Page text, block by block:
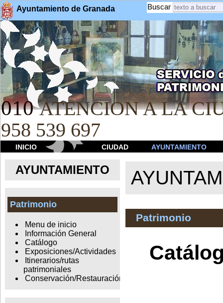
Ayuntamiento de Granada Buscar
010 ATENCION A LA
958 539 697
INICIO CIUDAD AYUNTAMIENTO
AYUNTAMIENTO
Patrimonio
Menu de inicio
Información General
Catálogo
Exposiciones/Actividades
Itinerarios/rutas
patrimoniales
Conservación/Restauración
Patrimonio